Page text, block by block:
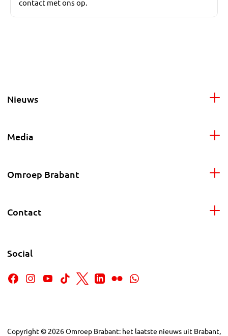
contact met ons op.
Nieuws
Media
Omroep Brabant
Contact
Social
Copyright © 2026Omroep Brabant: het laatste nieuws uit Brabant,